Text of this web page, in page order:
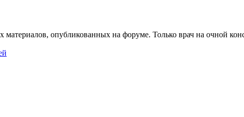
опубликованных на форуме. Только врач на очной